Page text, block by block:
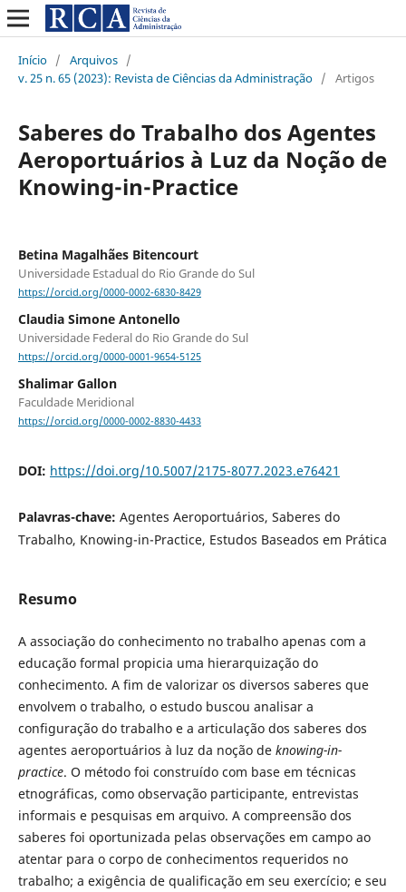
Início / Arquivos /
v. 25 n. 65 (2023): Revista de Ciências da Administração / Artigos
Saberes do Trabalho dos Agentes
Aeroportuários à Luz da Noção de
Knowing-in-Practice
Betina Magalhães Bitencourt
Universidade Estadual do Rio Grande do Sul
https://orcid.org/0000-0002-6830-8429
Claudia Simone Antonello
Universidade Federal do Rio Grande do Sul
https://orcid.org/0000-0001-9654-5125
Shalimar Gallon
Faculdade Meridional
https://orcid.org/0000-0002-8830-4433
DOI: https://doi.org/10.5007/2175-8077.2023.e76421
Palavras-chave: Agentes Aeroportuários, Saberes do
Trabalho, Knowing-in-Practice, Estudos Baseados em Prática
Resumo
A associação do conhecimento no trabalho apenas com a
educação formal propicia uma hierarquização do
conhecimento. A fim de valorizar os diversos saberes que
envolvem o trabalho, o estudo buscou analisar a
configuração do trabalho e a articulação dos saberes dos
agentes aeroportuários à luz da noção de knowing-in-
practice. O método foi construído com base em técnicas
etnográficas, como observação participante, entrevistas
informais e pesquisas em arquivo. A compreensão dos
saberes foi oportunizada pelas observações em campo ao
atentar para o corpo de conhecimentos requeridos no
trabalho; a exigência de qualificação em seu exercício; e seu